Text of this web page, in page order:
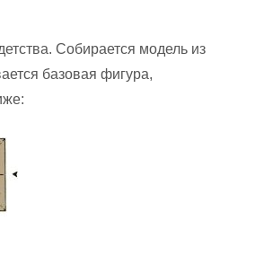
Собирается модель из
базовая фигура,